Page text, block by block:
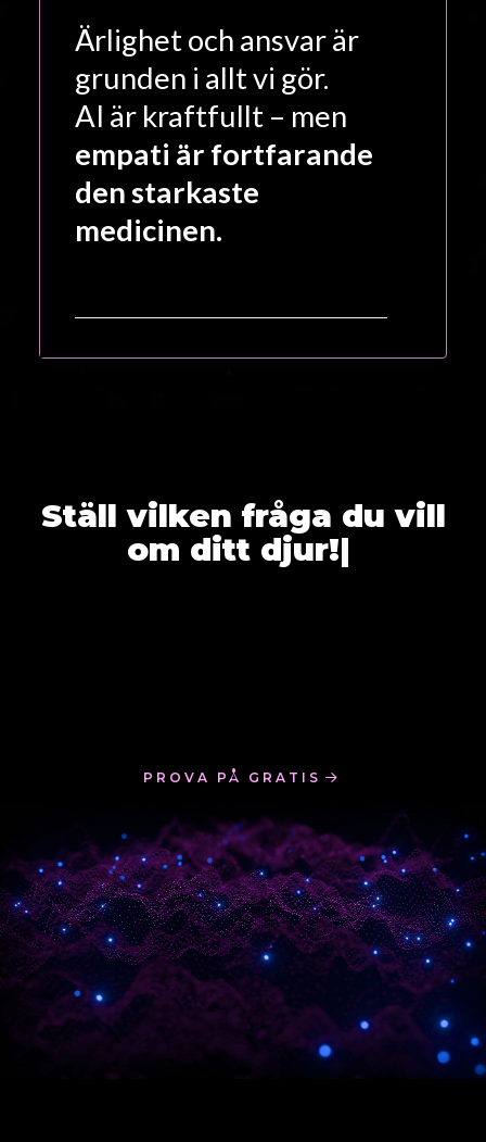
Ärlighet och ansvar är
grunden i allt vi gör.
AI är kraftfullt – men
empati är fortfarande
den starkaste
medicinen.
Ställ vilken fråga du vill
om |
PROVA PÅ GRATIS